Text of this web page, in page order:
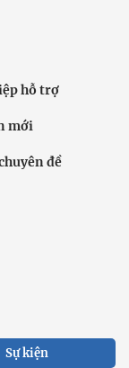
hỗ trợ
mới
đề
Sự kiện